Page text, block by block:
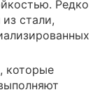
Редко
стали,
которые